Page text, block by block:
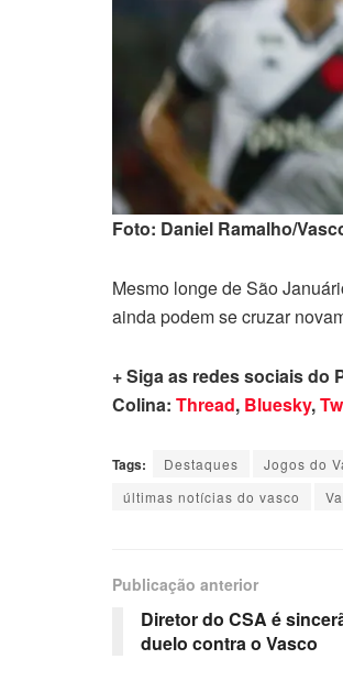
Foto: Daniel Ramalho/
Mesmo longe de São
ainda podem se cruzar
+ Siga as redes sociais do
Colina: Thread, Bluesky,
Tags: Destaques Jogos do
últimas notícias do vasco
Publicação anterior
Diretor do CSA é
duelo contra o Vasco